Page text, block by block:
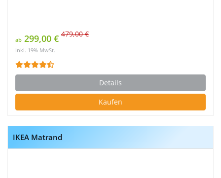
ab 299,00 € 479,00 €
inkl. 19% MwSt.
Details
Kaufen
IKEA Matrand